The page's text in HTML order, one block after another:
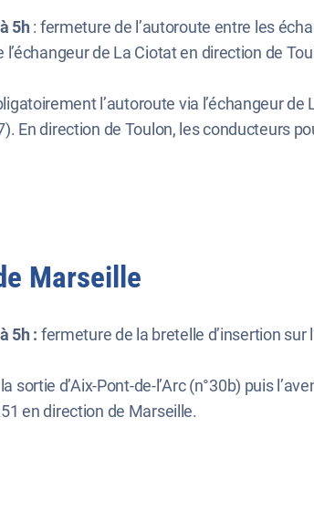
5h : fermeture de l’autoroute entre les
l’échangeur de La Ciotat en direction de
l’autoroute via l’échangeur
En direction de Toulon, les conducteurs
Marseille
5h : fermeture de la bretelle d’insertion sur
d’Aix-Pont-de-l’Arc (n°30b) puis
en direction de Marseille.